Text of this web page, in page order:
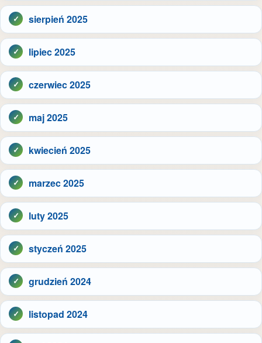
sierpień 2025
lipiec 2025
czerwiec 2025
maj 2025
kwiecień 2025
marzec 2025
luty 2025
styczeń 2025
grudzień 2024
listopad 2024